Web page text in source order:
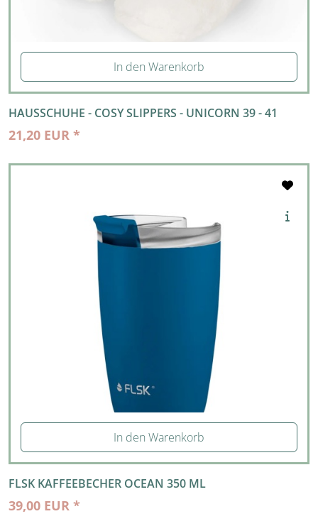
In den Warenkorb
HAUSSCHUHE - COSY SLIPPERS - UNICORN 39 - 41
21,20 EUR *
In den Warenkorb
FLSK KAFFEEBECHER OCEAN 350 ML
39,00 EUR *